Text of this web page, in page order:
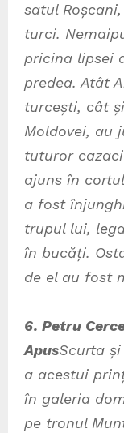
satul
turci.
pricina lipsei
predea. Atât
turcești, cât
Moldovei, au
tuturor
ajuns în
a fost
trupul lui,
în bucăți.
de el au fost
6. Petru
ApusScurta
a acestui
în galeria
pe tronul